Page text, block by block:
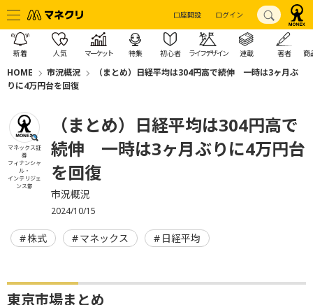
口座開設 ログイン
新着 人気 マーケット 特集 初心者 ライフデザイン 連載 著者 商
HOME 市況概況
（まとめ）日経平均は304円高で続伸 一時は3ヶ月ぶ
りに4万円台を回復
マネックス証
券
フィナンシャ
ル・
インテリジェ
ンス部
（まとめ）日経平均は304円高で
続伸 一時は3ヶ月ぶりに4万円台
を回復
市況概況
2024/10/15
株式 マネックス 日経平均
東京市場まとめ